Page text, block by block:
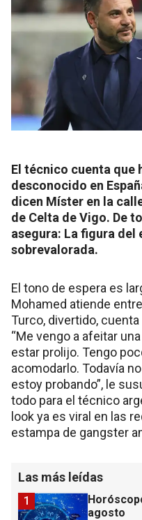
El técnico cuenta que
desconocido en
dicen Míster en la
de Celta de Vigo. De
asegura: La figura del
sobrevalorada.
El tono de espera es
Mohamed atiende
Turco, divertido,
“Me vengo a afeitar
estar prolijo. Tengo
acomodarlo. Todavía
estoy probando”, le
todo para el técnico
look ya es viral en las
estampa de gangster
Las más leídas
agosto
1